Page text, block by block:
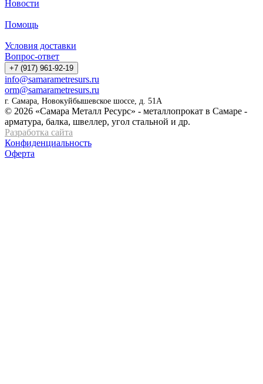
Новости
Помощь
Условия доставки
Вопрос-ответ
+7 (917) 961-92-19
info@samarametresurs.ru
orm@samarametresurs.ru
г. Самара, Новокуйбышевское шоссе, д. 51А
© 2026 «Самара Металл Ресурс» - металлопрокат в Самаре -
арматура, балка, швеллер, угол стальной и др.
Разработка сайта
Конфиденциальность
Оферта